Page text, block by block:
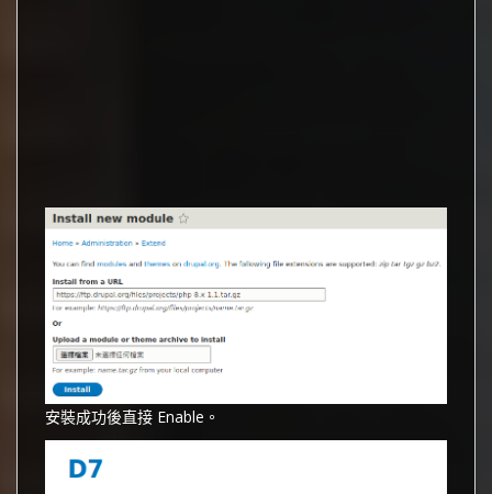
安裝成功後直接 Enable。